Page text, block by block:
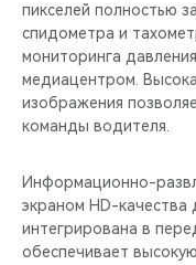
пикселей полностью
спидометра и
мониторинга
медиацентром.
изображения
команды водителя.
Информационно-
экраном HD-
интегрирована в
обеспечивает